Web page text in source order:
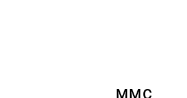
MMC